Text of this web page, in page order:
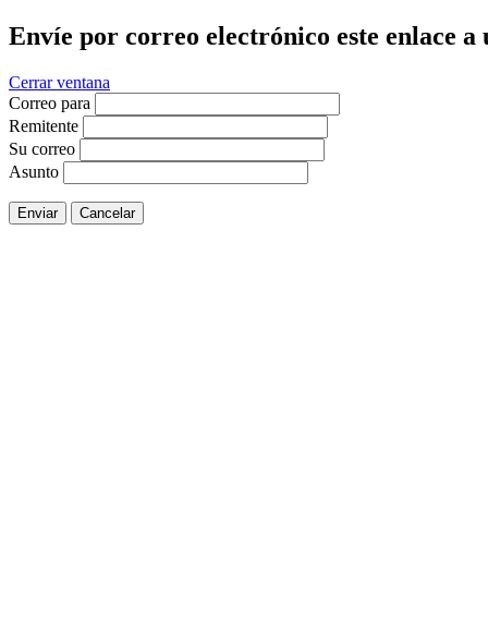
Envíe por correo electrónico este enlace a
Cerrar ventana
Correo para
Remitente
Su correo
Asunto
Enviar Cancelar